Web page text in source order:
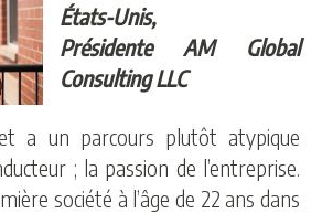
États-Unis,
Présidente AM Global
Consulting LLC
a un parcours plutôt atypique
; la passion de l’entreprise.
société à l’âge de 22 ans dans